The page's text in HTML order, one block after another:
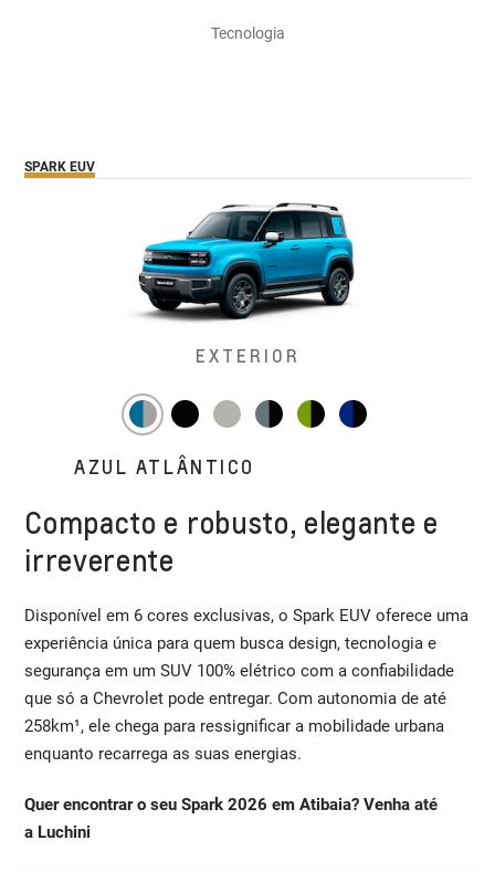
Tecnologia
SPARK EUV
EXTERIOR
AZUL ATLÂNTICO
Compacto e robusto, elegante e
irreverente
Disponível em 6 cores exclusivas, o Spark EUV oferece uma
experiência única para quem busca design, tecnologia e
segurança em um SUV 100% elétrico com a confiabilidade
que só a Chevrolet pode entregar. Com autonomia de até
258km¹, ele chega para ressignificar a mobilidade urbana
enquanto recarrega as suas energias.
Quer encontrar o seu Spark 2026 em Atibaia? Venha até
a Luchini